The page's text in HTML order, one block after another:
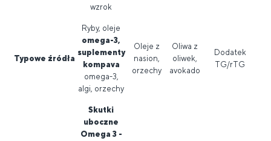
wzrok
Typowe źródła
Ryby, oleje
omega-3,
suplementy
kompava
omega-3,
algi, orzechy
Oleje z
nasion,
orzechy
Oliwa z
oliwek,
avokado
Dodatek
TG/rTG
Skutki
uboczne
Omega 3 -